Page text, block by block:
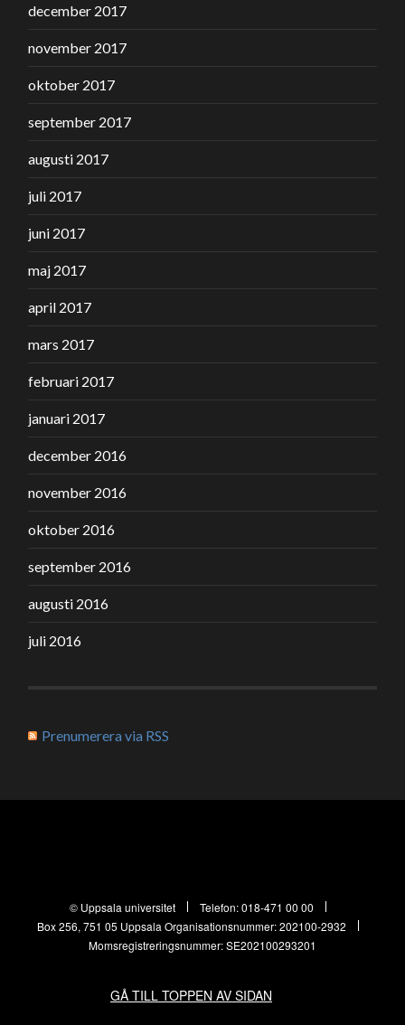
december 2017
november 2017
oktober 2017
september 2017
augusti 2017
juli 2017
juni 2017
maj 2017
april 2017
mars 2017
februari 2017
januari 2017
december 2016
november 2016
oktober 2016
september 2016
augusti 2016
juli 2016
Prenumerera via RSS
© Uppsala universitet Telefon:018-471 00 00
Box 256, 751 05 Uppsala Organisationsnummer: 202100-2932
Momsregistreringsnummer: SE202100293201
GÅ TILL TOPPEN AV SIDAN